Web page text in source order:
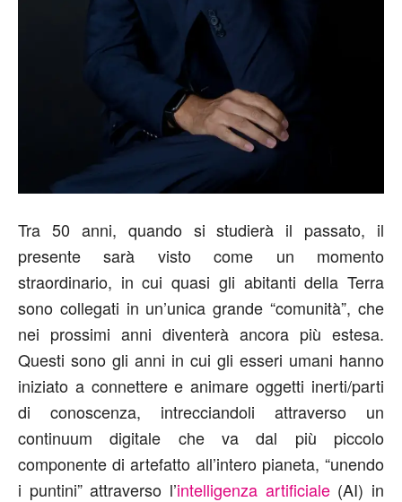
Tra 50 anni, quando si studierà il passato, il
presente sarà visto come un momento
straordinario, in cui quasi gli abitanti della Terra
sono collegati in un’unica grande “comunità”, che
nei prossimi anni diventerà ancora più estesa.
Questi sono gli anni in cui gli esseri umani hanno
iniziato a connettere e animare oggetti inerti/parti
di conoscenza, intrecciandoli attraverso un
continuum digitale che va dal più piccolo
componente di artefatto all’intero pianeta, “unendo
i puntini” attraverso l’intelligenza artificiale(AI) in